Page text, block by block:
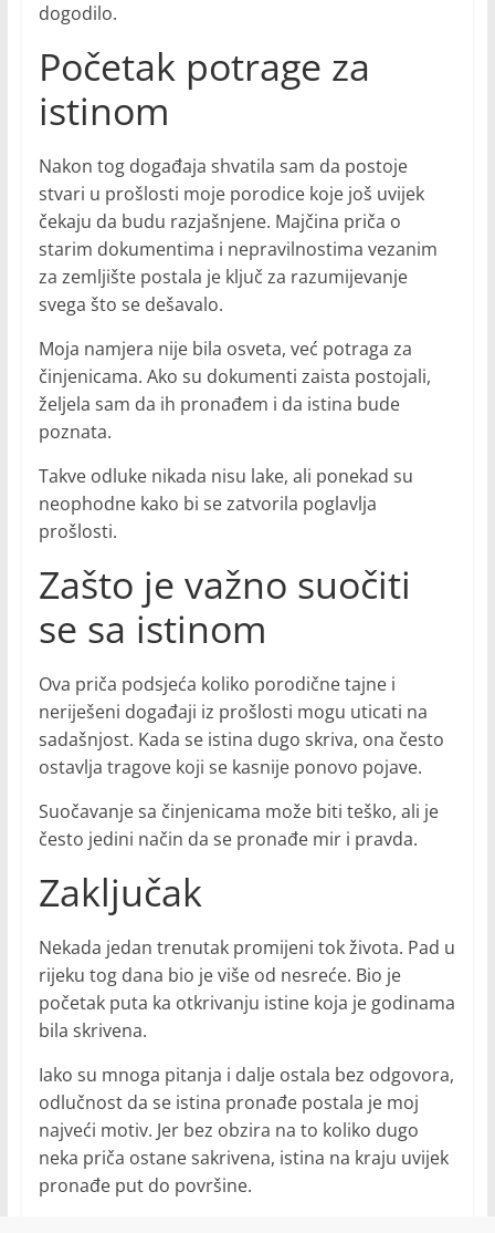
dogodilo.
Početak potrage za
istinom
Nakon tog događaja shvatila sam da postoje
stvari u prošlosti moje porodice koje još uvijek
čekaju da budu razjašnjene. Majčina priča o
starim dokumentima i nepravilnostima vezanim
za zemljište postala je ključ za razumijevanje
svega što se dešavalo.
Moja namjera nije bila osveta, već potraga za
činjenicama. Ako su dokumenti zaista postojali,
željela sam da ih pronađem i da istina bude
poznata.
Takve odluke nikada nisu lake, ali ponekad su
neophodne kako bi se zatvorila poglavlja
prošlosti.
Zašto je važno suočiti
se sa istinom
Ova priča podsjeća koliko porodične tajne i
neriješeni događaji iz prošlosti mogu uticati na
sadašnjost. Kada se istina dugo skriva, ona često
ostavlja tragove koji se kasnije ponovo pojave.
Suočavanje sa činjenicama može biti teško, ali je
često jedini način da se pronađe mir i pravda.
Zaključak
Nekada jedan trenutak promijeni tok života. Pad u
rijeku tog dana bio je više od nesreće. Bio je
početak puta ka otkrivanju istine koja je godinama
bila skrivena.
Iako su mnoga pitanja i dalje ostala bez odgovora,
odlučnost da se istina pronađe postala je moj
najveći motiv. Jer bez obzira na to koliko dugo
neka priča ostane sakrivena, istina na kraju uvijek
pronađe put do površine.